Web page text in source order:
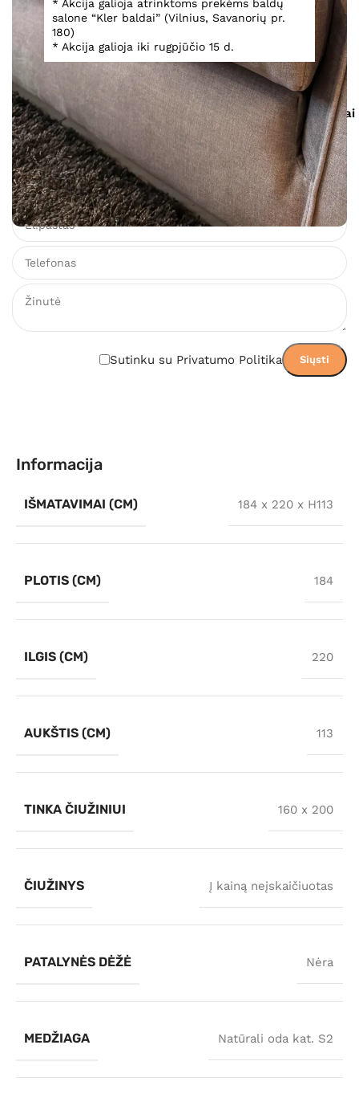
* Akcija galioja atrinktoms prekėms baldų
salone “Kler baldai” (Vilnius, Savanorių pr.
180)
* Akcija galioja iki rugpjūčio 15 d.
Lova Balletto
1 346,00
Įsiminti
Gamintojo
svetainė
PDF
katalogas
Išmatavimai
Teirautis dėl prekės
Sutinku su Privatumo Politika
Informacija
IŠMATAVIMAI (CM) 184 x 220 x H113
PLOTIS (CM) 184
ILGIS (CM) 220
AUKŠTIS (CM) 113
TINKA ČIUŽINIUI 160 x 200
ČIUŽINYS Į kainą neįskaičiuotas
PATALYNĖS DĖŽĖ Nėra
MEDŽIAGA Natūrali oda kat. S2